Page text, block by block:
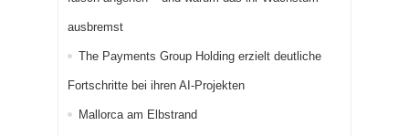
ausbremst
The Payments Group Holding erzielt deutliche
Fortschritte bei ihren AI-Projekten
Mallorca am Elbstrand